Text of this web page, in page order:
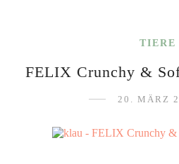
TIERE
FELIX Crunchy &
20. MÄRZ